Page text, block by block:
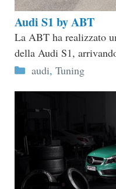
Audi S1 by ABT
La ABT ha realizzato
della Audi S1,
Categorie
audi, Tuning